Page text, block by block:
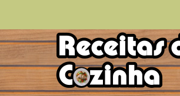
Skip
to
content